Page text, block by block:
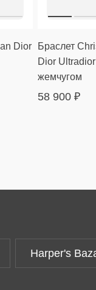
Dior
Браслет
Dior
жемчугом
58 900 ₽
Harper's